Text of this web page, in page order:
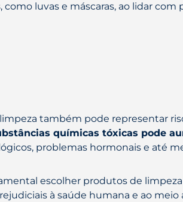
luvas e máscaras, ao lidar com
também pode representar
químicas tóxicas pode
problemas hormonais e até
escolher produtos de
à saúde humana e ao